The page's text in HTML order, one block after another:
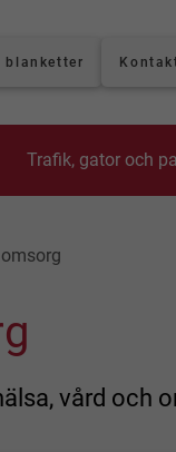
blanketter
Trafik, gator och
vård och